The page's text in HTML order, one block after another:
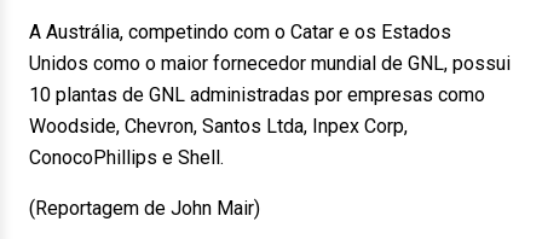
A Austrália, competindo com o Catar e os Estados
Unidos como o maior fornecedor mundial de GNL, possui
10 plantas de GNL administradas por empresas como
Woodside, Chevron, Santos Ltda, Inpex Corp,
ConocoPhillips e Shell.
(Reportagem de John Mair)